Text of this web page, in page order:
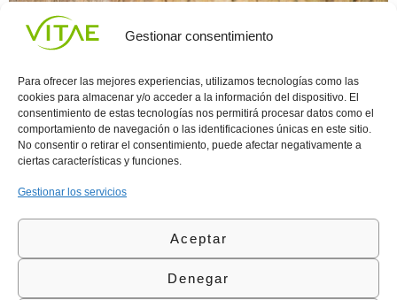
Gestionar consentimiento
Para ofrecer las mejores experiencias, utilizamos tecnologías como las
cookies para almacenar y/o acceder a la información del dispositivo. El
consentimiento de estas tecnologías nos permitirá procesar datos como el
comportamiento de navegación o las identificaciones únicas en este sitio.
No consentir o retirar el consentimiento, puede afectar negativamente a
ciertas características y funciones.
Gestionar los servicios
Aceptar
Denegar
A lo largo de nuestra vida, hemos estado expuestos a sonidos y
ritmos que nos conectan con un recuerdo, un sentimiento y por
felicidad, en la cual no puedes aguantar las ganas y debes moverte
al ritmo sin ningún límite más que el tu […]
Conocenos
Vitae
internaciona
l
Área
Política
de
Política
de
Calidad
(+34)
935